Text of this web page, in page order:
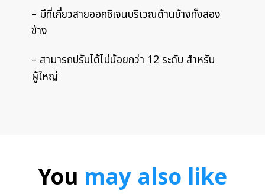
– มีที่เกี่ยวสายออกซิเจนบริเวณด้านข้างทั้งสอง
ข้าง
– สามารถปรับได้ไม่น้อยกว่า 12 ระดับ สำหรับ
ผู้ใหญ่
You may also like